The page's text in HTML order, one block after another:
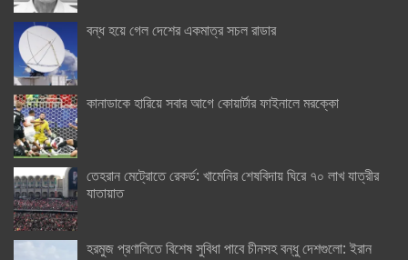
বন্ধ হয়ে গেল দেশের একমাত্র সচল রাডার
কানাডাকে হারিয়ে সবার আগে কোয়ার্টার ফাইনালে মরক্কো
তেহরান মেট্রোতে রেকর্ড: খামেনির শেষবিদায় ঘিরে ৭০ লাখ যাত্রীর
যাতায়াত
হরমুজ প্রণালিতে বিশেষ সুবিধা পাবে চীনসহ বন্ধু দেশগুলো: ইরান